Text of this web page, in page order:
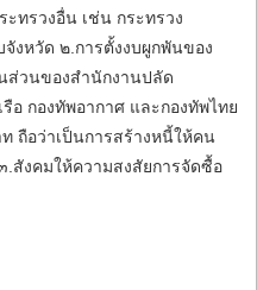
ทรวงอื่น เช่น กระทรวง
งหวัด ๒.การตั้งงบผูกพันของ
ส่วนของสำนักงานปลัด
อ กองทัพอากาศ และกองทัพไทย
ถือว่าเป็นการสร้างหนี้ให้คน
สังคมให้ความสงสัยการจัดซื้อ